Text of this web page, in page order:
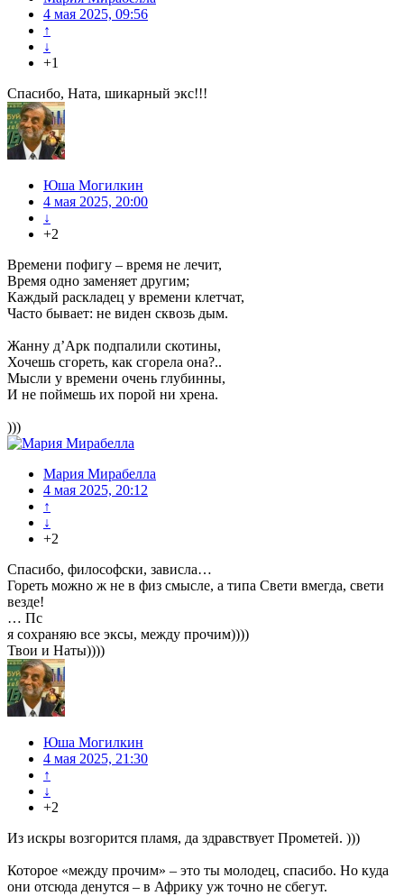
4 мая 2025, 09:56
↑
↓
+1
Спасибо, Ната, шикарный экс!!!
Юша Могилкин
4 мая 2025, 20:00
↓
+2
Времени пофигу – время не лечит,
Время одно заменяет другим;
Каждый раскладец у времени клетчат,
Часто бывает: не виден сквозь дым.
Жанну д’Арк подпалили скотины,
Хочешь сгореть, как сгорела она?..
Мысли у времени очень глубинны,
И не поймешь их порой ни хрена.
)))
Мария Мирабелла
4 мая 2025, 20:12
↑
↓
+2
Спасибо, философски, зависла…
Гореть можно ж не в физ смысле, а типа Свети вмегда, свети
везде!
… Пс
я сохраняю все эксы, между прочим))))
Твои и Наты))))
Юша Могилкин
4 мая 2025, 21:30
↑
↓
+2
Из искры возгорится пламя, да здравствует Прометей. )))
Которое «между прочим» – это ты молодец, спасибо. Но куда
они отсюда денутся – в Африку уж точно не сбегут.